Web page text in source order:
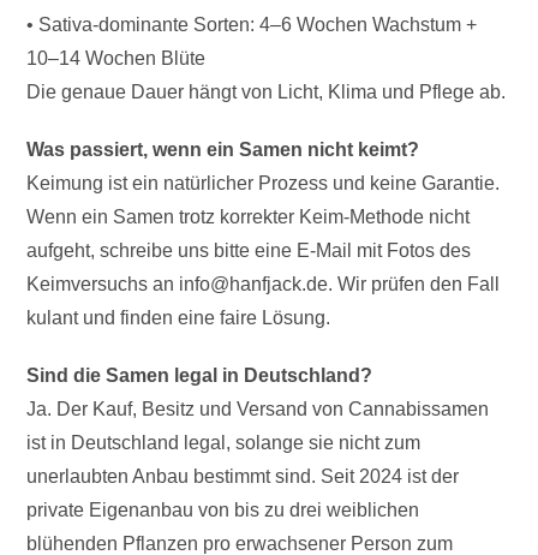
• Sativa-dominante Sorten: 4–6 Wochen Wachstum +
10–14 Wochen Blüte
Die genaue Dauer hängt von Licht, Klima und Pflege ab.
Was passiert, wenn ein Samen nicht keimt?
Keimung ist ein natürlicher Prozess und keine Garantie.
Wenn ein Samen trotz korrekter Keim-Methode nicht
aufgeht, schreibe uns bitte eine E-Mail mit Fotos des
Keimversuchs an info@hanfjack.de. Wir prüfen den Fall
kulant und finden eine faire Lösung.
Sind die Samen legal in Deutschland?
Ja. Der Kauf, Besitz und Versand von Cannabissamen
ist in Deutschland legal, solange sie nicht zum
unerlaubten Anbau bestimmt sind. Seit 2024 ist der
private Eigenanbau von bis zu drei weiblichen
blühenden Pflanzen pro erwachsener Person zum